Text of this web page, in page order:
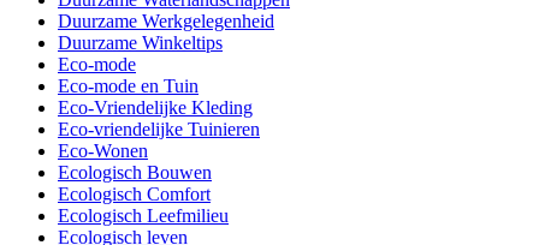
Duurzame Werkgelegenheid
Duurzame Winkeltips
Eco-mode
Eco-mode en Tuin
Eco-Vriendelijke Kleding
Eco-vriendelijke Tuinieren
Eco-Wonen
Ecologisch Bouwen
Ecologisch Comfort
Ecologisch Leefmilieu
Ecologisch leven